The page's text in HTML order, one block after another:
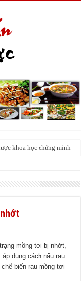
khoa học chứng minh
mồng tơi bị nhớt,
dụng cách nấu rau
biến rau mồng tơi